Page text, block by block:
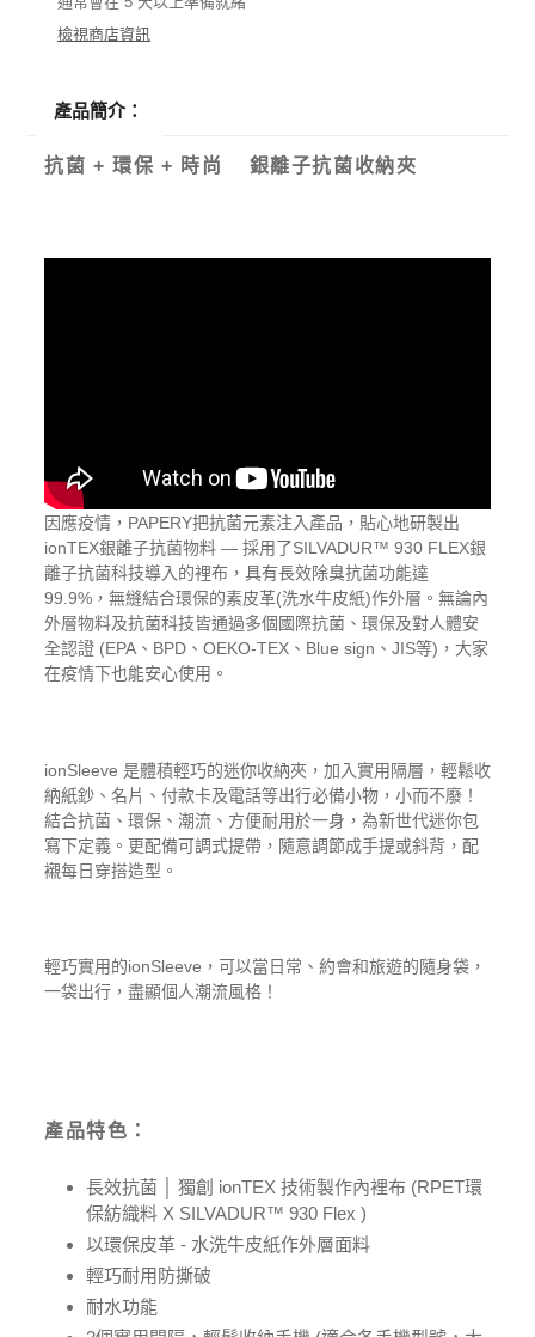
檢視商店資訊
產品簡介：
抗菌 + 環保 + 時尚 銀離子抗菌收納夾
因應疫情，PAPERY把抗菌元素注入產品，貼心地研製出
ionTEX銀離子抗菌物料 — 採用了SILVADUR™️ 930 FLEX銀
離子抗菌科技導入的裡布，具有長效除臭抗菌功能達
99.9%，無縫結合環保的素皮革(洗水牛皮紙)作外層。無論內
外層物料及抗菌科技皆通過多個國際抗菌、環保及對人體安
全認證 (EPA、BPD、OEKO-TEX、Blue sign、JIS等)，大家
在疫情下也能安心使用。
ionSleeve 是體積輕巧的迷你收納夾，加入實用隔層，輕鬆收
納紙鈔、名片、付款卡及電話等出行必備小物，小而不廢！
結合抗菌、環保、潮流、方便耐用於一身，為新世代迷你包
寫下定義。更配備可調式提帶，隨意調節成手提或斜背，配
襯每日穿搭造型。
輕巧實用的ionSleeve ， 可以當日常、約會和旅遊的隨身袋，
一袋出行，盡顯個人潮流風格！
產品特色：
長效抗菌 │ 獨創 ionTEX 技術製作內裡布 (RPET環
保紡織料 X SILVADUR™️ 930 Flex )
以環保皮革 - 水洗牛皮紙作外層面料
輕巧耐用防撕破
耐水功能